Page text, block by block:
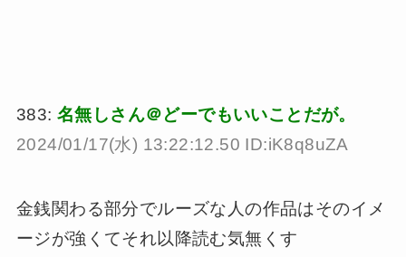
383: 名無しさん＠どーでもいいことだが。
2024/01/17(水) 13:22:12.50 ID:iK8q8uZA
金銭関わる部分でルーズな人の作品はそのイメ
ージが強くてそれ以降読む気無くす